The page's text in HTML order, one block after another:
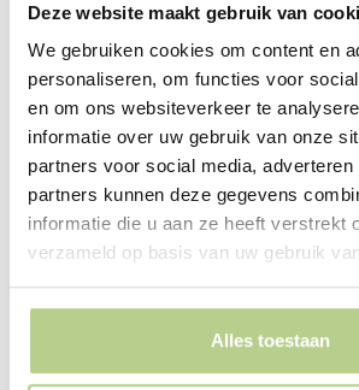
Deze website maakt gebruik van
We gebruiken cookies om content en
personaliseren, om functies voor
en om ons websiteverkeer te
informatie over uw gebruik van onze
partners voor social media,
partners kunnen deze gegevens
informatie die u aan ze heeft verstrekt
verzameld op basis van uw gebruik
Alles toestaan
Wonen op een
buitenplaats
Spaar en Hout is een
bijzondere locatie in Haarlem, tussen
Haarlemmerhout en het Spaarne.
voortgekomen uit een 17e eeuwse
1930 is het heringericht door
Springer. Er staan oude bomen en